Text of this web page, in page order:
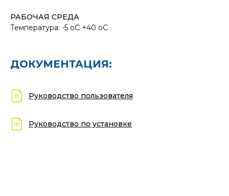
РАБОЧАЯ СРЕДА
Температура: -5 oC +40 oC
ДОКУМЕНТАЦИЯ:
Руководство пользователя
Руководство по установке